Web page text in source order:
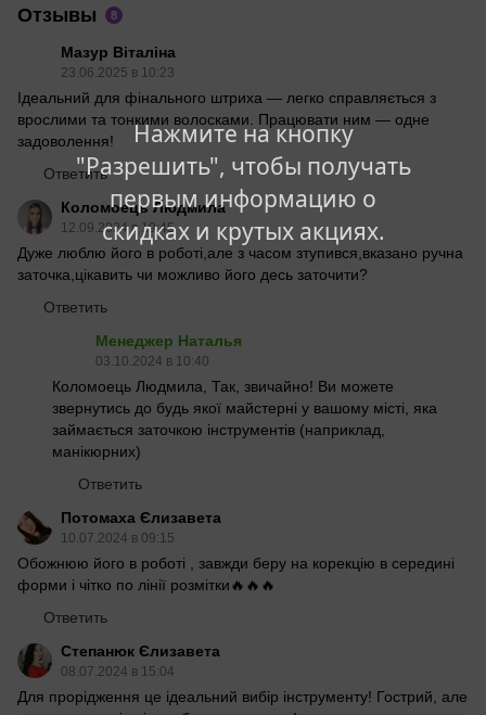
Нажмите на кнопку
"Разрешить", чтобы получать
первым информацию о
скидках и крутых акциях.
Отзывы 8
Мазур Віталіна
23.06.2025 в 10:23
Ідеальний для фінального штриха — легко справляється з
врослими та тонкими волосками. Працювати ним — одне
задоволення!
Ответить
Коломоець Людмила
12.09.2024 в 19:45
Дуже люблю його в роботі,але з часом зтупився,вказано ручна
заточка,цікавить чи можливо його десь заточити?
Ответить
Менеджер Наталья
03.10.2024 в 10:40
Коломоець Людмила, Так, звичайно! Ви можете
звернутись до будь якої майстерні у вашому місті, яка
займається заточкою інструментів (наприклад,
манікюрних)
Ответить
Потомаха Єлизавета
10.07.2024 в 09:15
Обожнюю його в роботі , завжди беру на корекцію в середині
форми і чітко по лінії розмітки🔥🔥🔥
Ответить
Степанюк Єлизавета
08.07.2024 в 15:04
Для прорідження це ідеальний вибір інструменту! Гострий, але